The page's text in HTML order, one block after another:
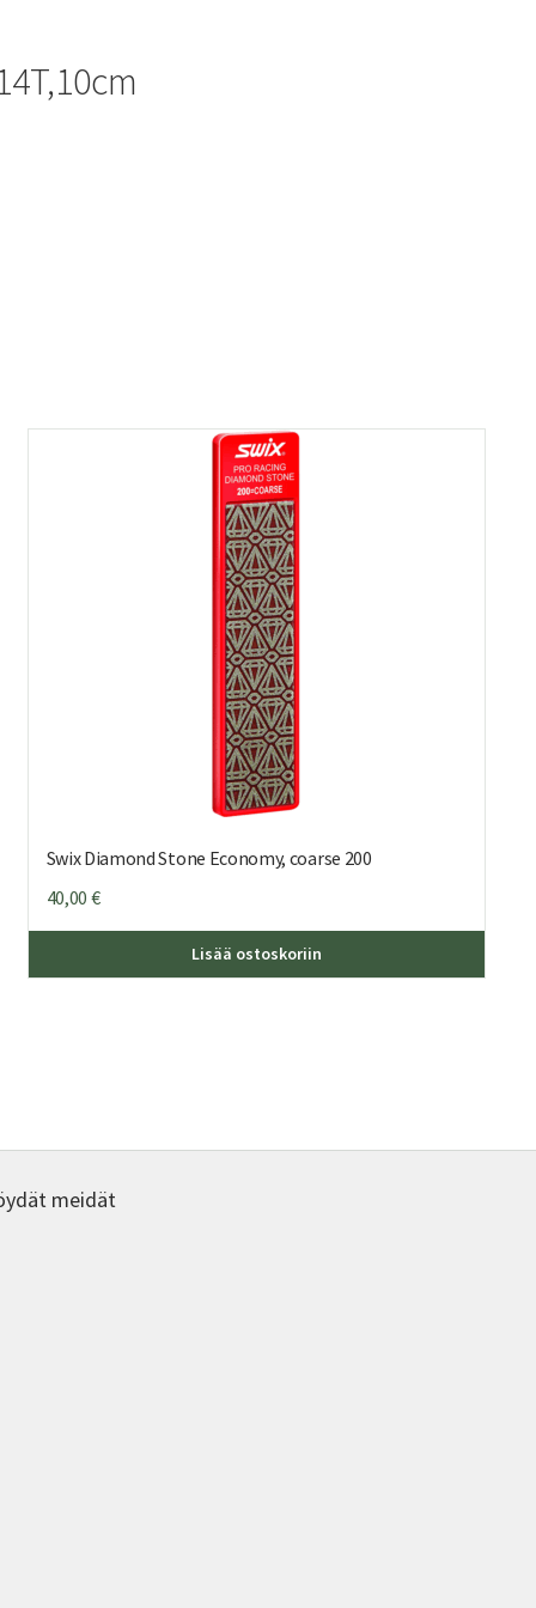
Swix Diamond Stone Economy, coarse 200
40,00 €
Lisää ostoskoriin
meidät